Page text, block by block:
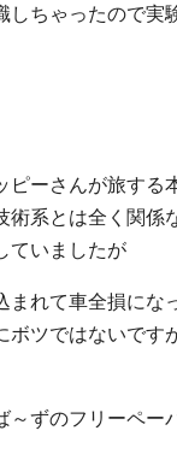
しちゃったので実
ーさんが旅する
系とは全く関係
ていましたが
まれて車全損に
ボツではないです
ずのフリーペー